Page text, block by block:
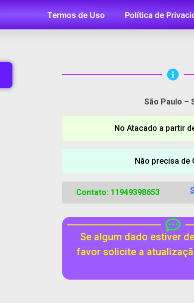
Termos de Uso Política de
São Paulo –
No Atacado a partir
Não precisa de
Contato: 11949398653
Se algum dado estiver
favor solicite a